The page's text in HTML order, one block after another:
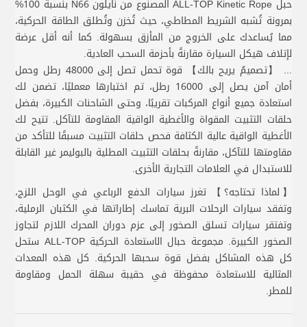
حبل ALL-TOP Kinetic Rope المصنوع من نايلون N66 بنسبة 100%
بمرونة تُشبه الشريط المطاطي، حيث تُخزن وتُطلق الطاقة الحركية،
مما يُساعدك على الخروج من المأزق بسهولة. كما أنه أقل عرضة
لإتلاف هيكل السيارة مقارنةً بأحزمة السحب العادية.
... 【تصميمٌ يريح بالك】 قوة تحمل تصل إلى 48000 رطل وحمل
أمان آمن يصل إلى 16000 رطل، تم اختبارها معمليًا، تضمن لك
استعادة جميع أنواع المركبات تقريبًا، وحتى الشاحنات الكبيرة، بفضل
حلقات التثبيت المقواة والأغطية الواقية المقاومة للتآكل. تتيح لك
الأغطية الواقية عالية الكثافة فحص حلقات التثبيت مسبقًا للتأكد من
مقاومتها للتآكل، مقارنةً بحلقات التثبيت المطلية بالبوليمر غير القابلة
للاستبدال في العلامات التجارية الأخرى.
【لماذا تحتاجه؟】 تغرز سيارات الدفع الرباعي في الوحل اللزج،
وتفقد سيارات الرحلات البرية تماسك إطاراتها في الكثبان الرملية،
وتفتقر سيارات تسلق الصخور إلى عزم دوران المحرك اللازم لتجاوز
الصخور الكبيرة. مجموعة حبال الاستعادة الحركية ALL-TOP ستحل
كل هذه المشاكل بفضل قوة سحبها الحركية. كل هذه المعدات
المثالية للاستعادة محفوظة في حقيبة سهلة الحمل ومقاومة
للمطر.